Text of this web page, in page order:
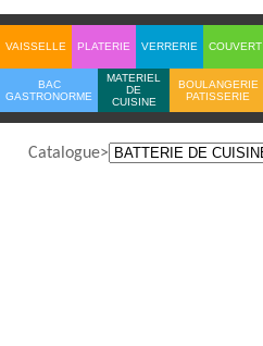
VAISSELLE PLATERIE VERRERIE COUVERT
BAC
GASTRONORME
MATERIEL
DE
CUISINE
BOULANGERIE
PATISSERIE
Catalogue